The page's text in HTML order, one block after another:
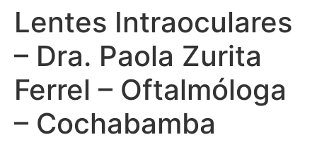
Lentes Intraoculares
– Dra. Paola Zurita
Ferrel – Oftalmóloga
– Cochabamba